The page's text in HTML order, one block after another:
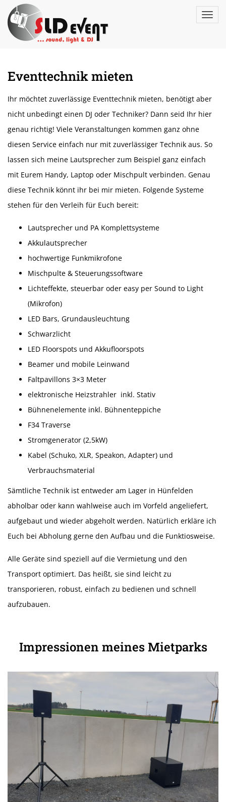
Eventtechnik mieten
Ihr möchtet zuverlässige Eventtechnik mieten, benötigt aber
nicht unbedingt einen DJ oder Techniker? Dann seid Ihr hier
genau richtig! Viele Veranstaltungen kommen ganz ohne
diesen Service einfach nur mit zuverlässiger Technik aus. So
lassen sich meine Lautsprecher zum Beispiel ganz einfach
mit Eurem Handy, Laptop oder Mischpult verbinden. Genau
diese Technik könnt ihr bei mir mieten. Folgende Systeme
stehen für den Verleih für Euch bereit:
Lautsprecher und PA Komplettsysteme
Akkulautsprecher
hochwertige Funkmikrofone
Mischpulte & Steuerungssoftware
Lichteffekte, steuerbar oder easy per Sound to Light
(Mikrofon)
LED Bars, Grundausleuchtung
Schwarzlicht
LED Floorspots und Akkufloorspots
Beamer und mobile Leinwand
Faltpavillons 3×3 Meter
elektronische Heizstrahler inkl. Stativ
Bühnenelemente inkl. Bühnenteppiche
F34 Traverse
Stromgenerator (2,5kW)
Kabel (Schuko, XLR, Speakon, Adapter) und
Verbrauchsmaterial
Sämtliche Technik ist entweder am Lager in Hünfelden
abholbar oder kann wahlweise auch im Vorfeld angeliefert,
aufgebaut und wieder abgeholt werden. Natürlich erkläre ich
Euch bei Abholung gerne den Aufbau und die Funktiosweise.
Alle Geräte sind speziell auf die Vermietung und den
Transport optimiert. Das heißt, sie sind leicht zu
transporieren, robust, einfach zu bedienen und schnell
aufzubauen.
Impressionen meines Mietparks